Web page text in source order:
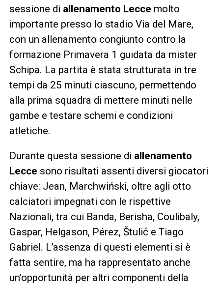
sessione di allenamento Lecce molto
importante presso lo stadio Via del Mare,
con un allenamento congiunto contro la
formazione Primavera 1 guidata da mister
Schipa. La partita è stata strutturata in tre
tempi da 25 minuti ciascuno, permettendo
alla prima squadra di mettere minuti nelle
gambe e testare schemi e condizioni
atletiche.
Durante questa sessione di allenamento
Lecce sono risultati assenti diversi giocatori
chiave: Jean, Marchwiński, oltre agli otto
calciatori impegnati con le rispettive
Nazionali, tra cui Banda, Berisha, Coulibaly,
Gaspar, Helgason, Pérez, Štulić e Tiago
Gabriel. L’assenza di questi elementi si è
fatta sentire, ma ha rappresentato anche
un’opportunità per altri componenti della